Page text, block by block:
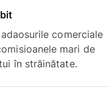
comerciale
mari de
în străinătate.